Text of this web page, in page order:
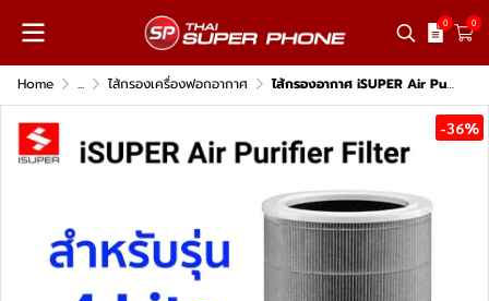
0 0
Home ... ไส้กรองเครื่องฟอกอากาศ ไส้กรองอากาศ iSUPER Air Purifier Medical Grade สีเทา Filter สำหรับ Xiaomi Air Purifier 4 Lite
-36%